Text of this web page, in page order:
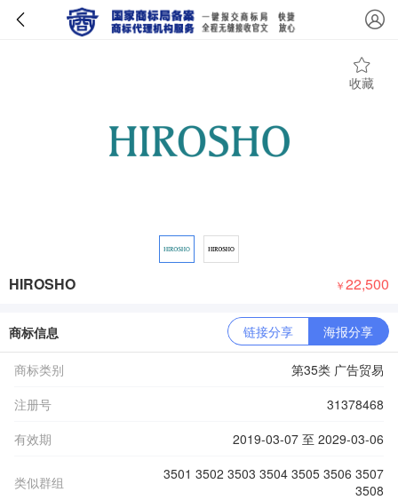
收藏
HIROSHO ￥22,500
商标信息 链接分享 海报分享
商标类别
第35类 广告贸易
注册号
31378468
有效期
2019-03-07 至 2029-03-06
类似群组
3501 3502 3503 3504 3505 3506 3507
3508